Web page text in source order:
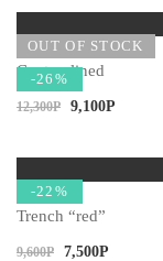
OUT OF STOCK
-26%
Coat unlined
12,300Р 9,100Р
-22%
Trench “red”
9,600Р 7,500Р